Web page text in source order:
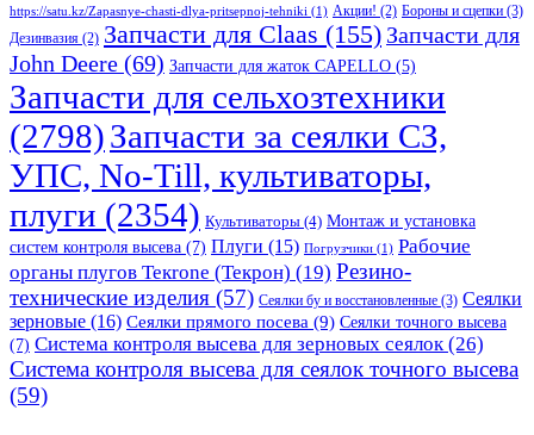
https://satu.kz/Zapasnye-chasti-dlya-pritsepnoj-tehniki (1) Акции! (2) Бороны и сцепки (3)
Дезинвазия (2) Запчасти для Claas (155) Запчасти для
John Deere (69) Запчасти для жаток CAPELLO (5)
Запчасти для сельхозтехники
(2798)Запчасти за сеялки СЗ,
УПС, No-Till, культиваторы,
плуги (2354) Культиваторы (4) Монтаж и установка
систем контроля высева (7) Плуги (15) Погрузчики (1) Рабочие
органы плугов Текrоne (Текрон) (19) Резино-
технические изделия (57) Сеялки бу и восстановленные (3) Сеялки
зерновые (16) Сеялки прямого посева (9) Сеялки точного высева
(7) Система контроля высева для зерновых сеялок (26)
Система контроля высева для сеялок точного высева
(59)